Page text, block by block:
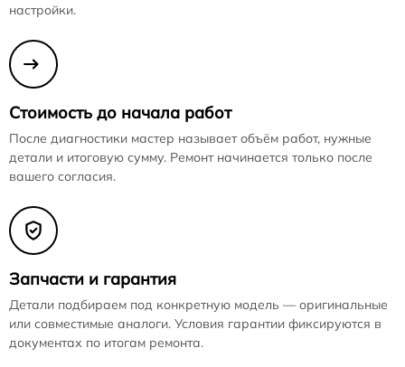
настройки.
Стоимость до начала работ
После диагностики мастер называет объём работ, нужные
детали и итоговую сумму. Ремонт начинается только после
вашего согласия.
Запчасти и гарантия
Детали подбираем под конкретную модель — оригинальные
или совместимые аналоги. Условия гарантии фиксируются в
документах по итогам ремонта.